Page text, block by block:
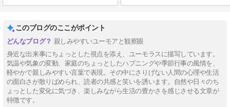
このブログのここがポイント
親しみやすいユーモアと観察眼
身近な出来事にちょっとした視点を添え、ユーモラスに描写しています。
気温や気象の変動、家庭のちょっとしたハプニングや季節行事の風情を、
軽やかで親しみやすい言葉で表現。その中にさりげない人間の心理や生活
の面白さが散りばめられ、読者の共感と笑いを誘います。自然や日々のち
ょっとした変化に気づき、楽しみながら生活の豊かさを感じさせる文章が
特徴です。